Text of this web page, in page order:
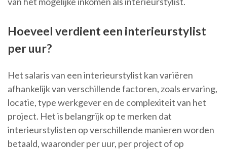
Hoeveel verdient een interieurstylist
per uur?
Het salaris van een interieurstylist kan variëren
afhankelijk van verschillende factoren, zoals ervaring,
locatie, type werkgever en de complexiteit van het
project. Het is belangrijk op te merken dat
interieurstylisten op verschillende manieren worden
betaald, waaronder per uur, per project of op